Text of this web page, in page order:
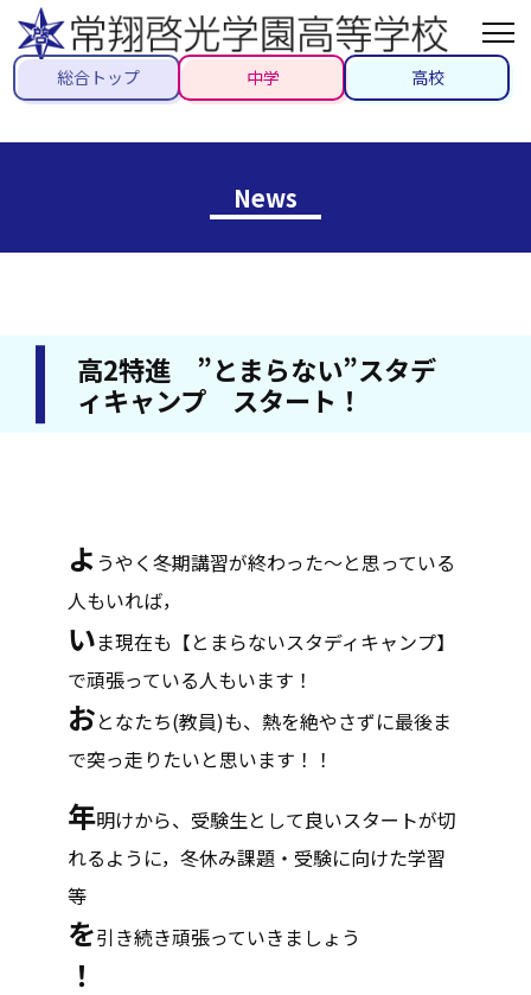
総合トップ 中学 高校
News
高2特進 ”とまらない”スタデ
ィキャンプ スタート！
よ うやく冬期講習が終わった～と思っている
人もいれば，
いま現在も【とまらないスタディキャンプ】
で頑張っている人もいます！
おとなたち(教員)も、熱を絶やさずに最後ま
で突っ走りたいと思います！！
年明けから、受験生として良いスタートが切
れるように，冬休み課題・受験に向けた学習
等
を引き続き頑張っていきましょう
！